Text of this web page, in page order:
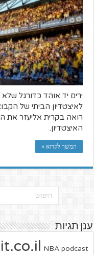
ירים יד אוהד כדורגל
לאיצטדיון הביתי של
רואה בקרית אליעזר
האיצטדיון.
המשך לקרוא »
ענן תגיות
NBA podcast